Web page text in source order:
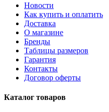
Новости
Как купить и оплатить
Доставка
О магазине
Бренды
Таблицы размеров
Гарантия
Контакты
Договор оферты
Каталог товаров